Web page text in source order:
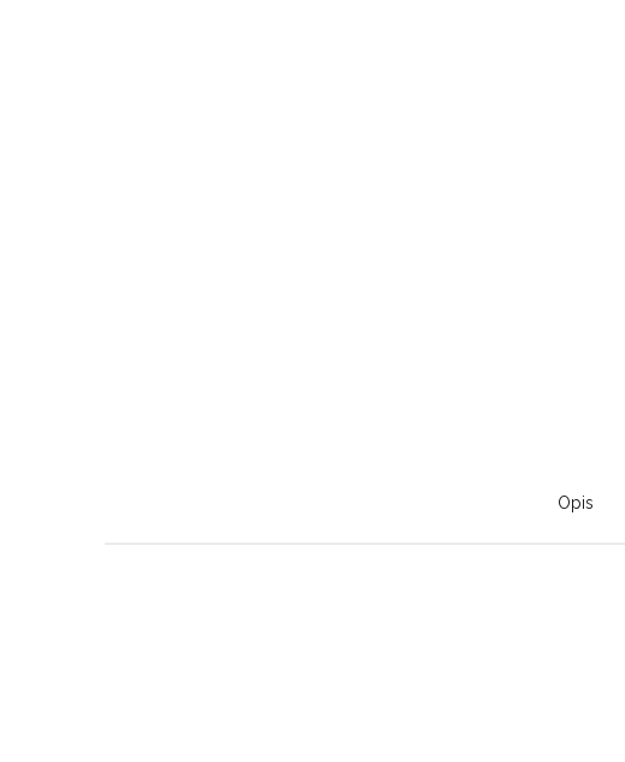
Opis